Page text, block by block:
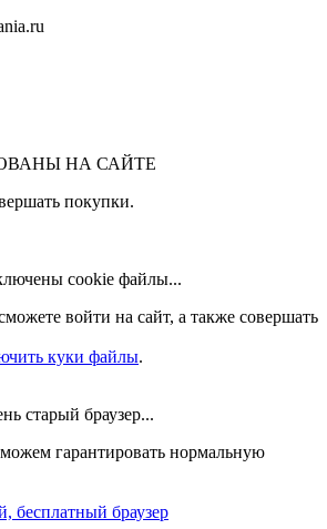
НА САЙТЕ
покупки.
cookie файлы...
войти на сайт, а также совершать
куки файлы.
старый браузер...
гарантировать нормальную
бесплатный браузер